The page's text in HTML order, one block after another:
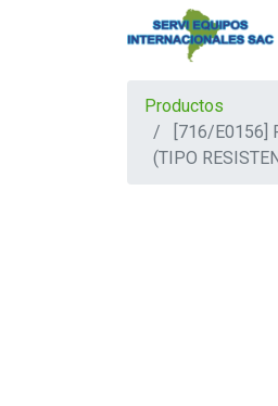
Productos
[716/E0156]
(TIPO